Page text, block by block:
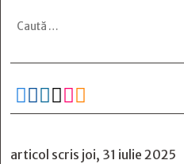
     
articol scris joi, 31 iulie 2025